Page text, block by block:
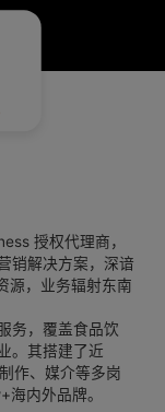
授权代理商，
销解决方案，深谙
源，业务辐射东南
务，覆盖食品饮
。其搭建了近
作、媒介等多岗
内外品牌。